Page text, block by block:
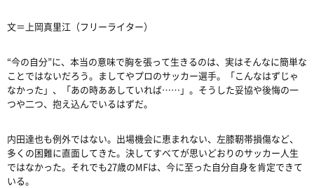
文＝上岡真里江（フリーライター）
“今の自分”に、本当の意味で胸を張って生きるのは、実はそんなに簡単な
ことではないだろう。ましてやプロのサッカー選手。「こんなはずじゃ
なかった」、「あの時ああしていれば……」。そうした妥協や後悔の一
つや二つ、抱え込んでいるはずだ。
内田達也も例外ではない。出場機会に恵まれない、左膝靭帯損傷など、
多くの困難に直面してきた。決してすべてが思いどおりのサッカー人生
ではなかった。それでも27歳のMFは、今に至った自分自身を肯定できて
いる。